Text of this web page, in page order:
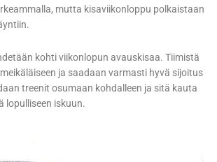
mutta kisaviikonloppu polkaistaan
kohti viikonlopun avauskisaa. Tiimistä
ja saadaan varmasti hyvä sijoitus
treenit osumaan kohdalleen ja sitä kauta
lopulliseen iskuun.